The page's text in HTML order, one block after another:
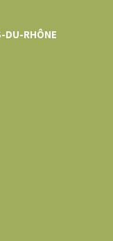
DU-RHÔNE